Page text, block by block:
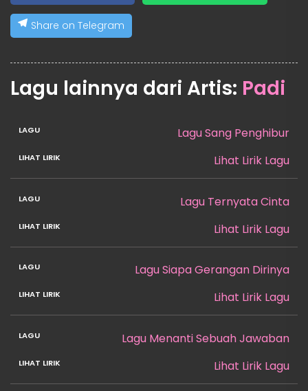
Share on Telegram
Lagu lainnya dari Artis: Padi
Lagu Sang Penghibur
Lihat Lirik Lagu
Lagu Ternyata Cinta
Lihat Lirik Lagu
Lagu Siapa Gerangan Dirinya
Lihat Lirik Lagu
Lagu Menanti Sebuah Jawaban
Lihat Lirik Lagu